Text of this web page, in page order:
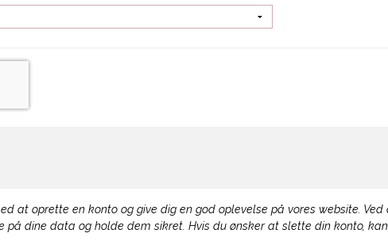
at oprette en konto og give dig en god oplevelse på vores website.
på dine data og holde dem sikret. Hvis du ønsker at slette din konto,